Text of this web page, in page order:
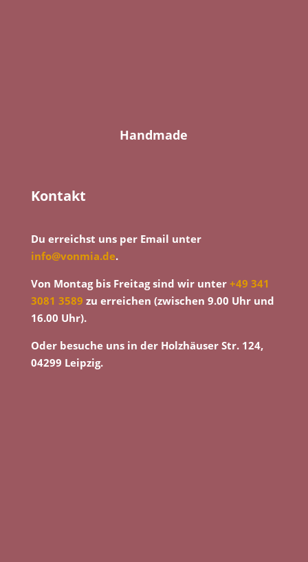
Handmade
Kontakt
Du erreichst uns per Email unter
info@vonmia.de.
Von Montag bis Freitag sind wir unter +49 341
3081 3589 zu erreichen (zwischen 9.00 Uhr und
16.00 Uhr).
Oder besuche uns in der Holzhäuser Str. 124,
04299 Leipzig.